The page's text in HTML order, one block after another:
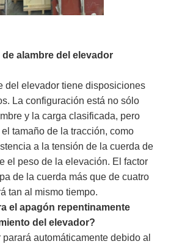
alambre del elevador
del elevador tiene disposiciones
La configuración está no sólo
y la carga clasificada, pero
tamaño de la tracción, como
a la tensión de la cuerda de
el peso de la elevación. El factor
de la cuerda más que de cuatro
tan al mismo tiempo.
el apagón repentinamente
del elevador?
automáticamente debido al